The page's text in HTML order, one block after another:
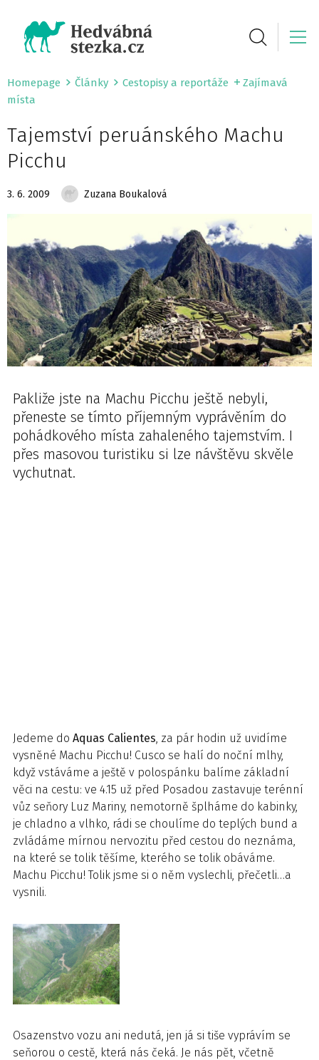
Homepage Články Cestopisy a reportáže
Zajímavá
místa
Tajemství peruánského Machu
Picchu
3. 6. 2009 Zuzana Boukalová
Pakliže jste na Machu Picchu ještě nebyli,
přeneste se tímto příjemným vyprávěním do
pohádkového místa zahaleného tajemstvím. I
přes masovou turistiku si lze návštěvu skvěle
vychutnat.
Jedeme do Aquas Calientes, za pár hodin už uvidíme
vysněné Machu Picchu! Cusco se halí do noční mlhy,
když vstáváme a ještě v polospánku balíme základní
věci na cestu: ve 4.15 už před Posadou zastavuje terénní
vůz seňory Luz Mariny, nemotorně šplháme do kabinky,
je chladno a vlhko, rádi se choulíme do teplých bund a
zvládáme mírnou nervozitu před cestou do neznáma,
na které se tolik těšíme, kterého se tolik obáváme.
Machu Picchu! Tolik jsme si o něm vyslechli, přečetli…a
vysnili.
Osazenstvo vozu ani nedutá, jen já si tiše vyprávím se
seňorou o cestě, která nás čeká. Je nás pět, včetně